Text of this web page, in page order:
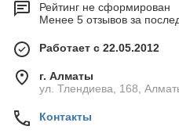
Рейтинг не сформирован
Менее 5 отзывов за
Работает с 22.05.2012
г. Алматы
ул. Тлендиева, 168,
Контакты